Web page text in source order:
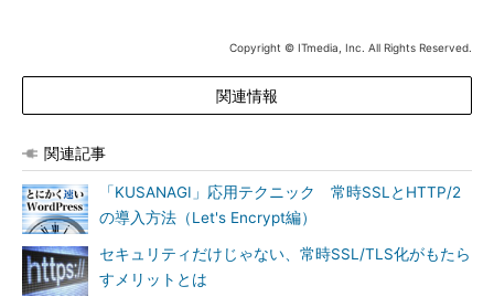
プレミス環境でCPUから選定を行い、「AES-NI」と呼ばれる暗
また、アプリケーションレイヤーを改修する前段階として、広
告ロジックやデータベースの中身自体も書き換えるなど、「レイ
ヤーをまたいだ前準備が必要だった」（金子氏）
また金子氏は、歴史あるサービスであるために生じる完全
Copyright © ITmedia, Inc. All Rights Reserved.
関連情報
関連記事
「KUSANAGI」応用テクニック 常時SSLとHTTP/2
の導入方法（Let's Encrypt編）
セキュリティだけじゃない、常時SSL/TLS化がもたら
すメリットとは